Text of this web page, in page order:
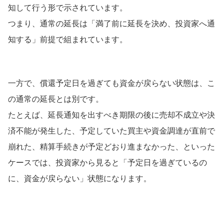
知して行う形で示されています。
つまり、通常の延長は「満了前に延長を決め、投資家へ通
知する」前提で組まれています。
一方で、償還予定日を過ぎても資金が戻らない状態は、こ
の通常の延長とは別です。
たとえば、延長通知を出すべき期限の後に売却不成立や決
済不能が発生した、予定していた買主や資金調達が直前で
崩れた、精算手続きが予定どおり進まなかった、といった
ケースでは、投資家から見ると「予定日を過ぎているの
に、資金が戻らない」状態になります。